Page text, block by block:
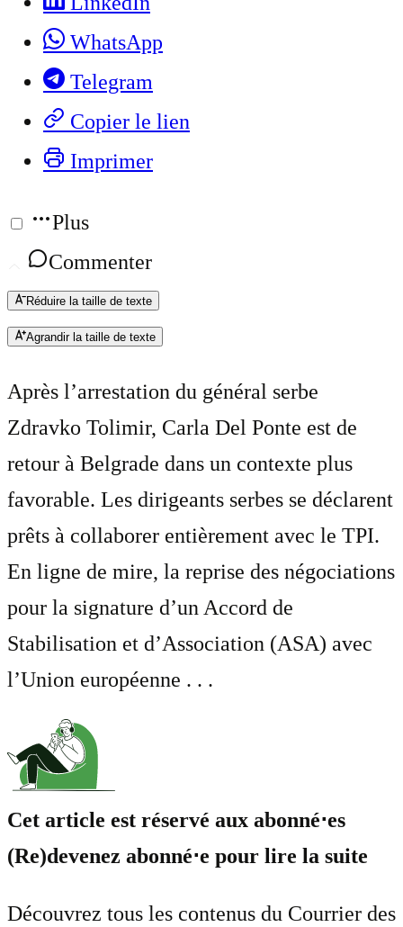
WhatsApp
Telegram
Copier le lien
Imprimer
Plus
Commenter
Réduire la taille de texte
Agrandir la taille de texte
Après l’arrestation du général serbe
Zdravko Tolimir, Carla Del Ponte est de
retour à Belgrade dans un contexte plus
favorable. Les dirigeants serbes se déclarent
prêts à collaborer entièrement avec le TPI.
En ligne de mire, la reprise des négociations
pour la signature d’un Accord de
Stabilisation et d’Association (ASA) avec
l’Union européenne . . .
Cet article est réservé aux abonné⋅es
(Re)devenez abonné⋅e pour lire la suite
Découvrez tous les contenus du Courrier des